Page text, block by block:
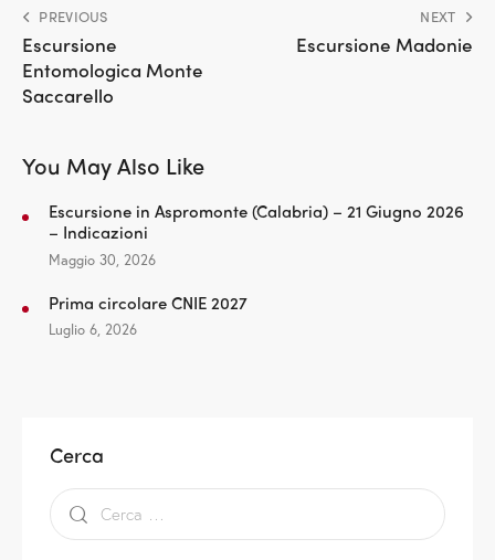
PREVIOUS
Escursione
Entomologica Monte
Saccarello
NEXT
Escursione Madonie
You May Also Like
Escursione in Aspromonte (Calabria) – 21 Giugno 2026
– Indicazioni
Maggio 30, 2026
Prima circolare CNIE 2027
Luglio 6, 2026
Cerca